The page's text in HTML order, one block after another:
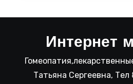
Интернет
Татьяна Сергеевна, Тел